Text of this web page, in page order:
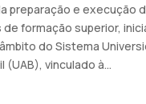
preparação e execução
formação superior,
do Sistema
(UAB), vinculado à...